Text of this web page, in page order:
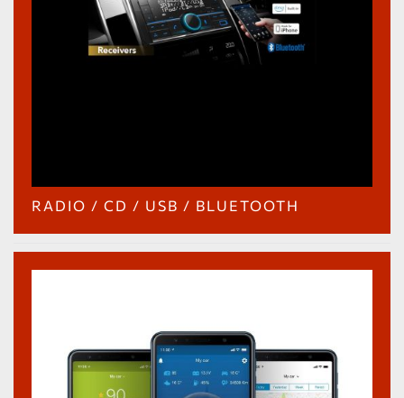
RADIO / CD / USB / BLUETOOTH